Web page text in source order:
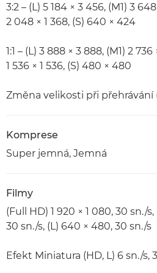
3:2 – (L) 5 184 × 3 456, (M1) 3
2 048 × 1 368, (S) 640 × 424
1:1 – (L) 3 888 × 3 888, (M1) 2 736
1 536 × 1 536, (S) 480 × 480
Změna velikosti při přehrávání
Komprese
Super jemná, Jemná
Filmy
(Full HD) 1 920 × 1 080, 30 sn./
30 sn./s, (L) 640 × 480, 30 sn./s
Efekt Miniatura (HD, L) 6 sn./s,